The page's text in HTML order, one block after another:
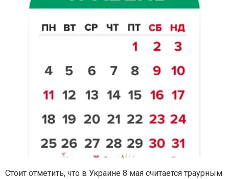
Стоит отметить, что в Украине 8 мая считается траурным